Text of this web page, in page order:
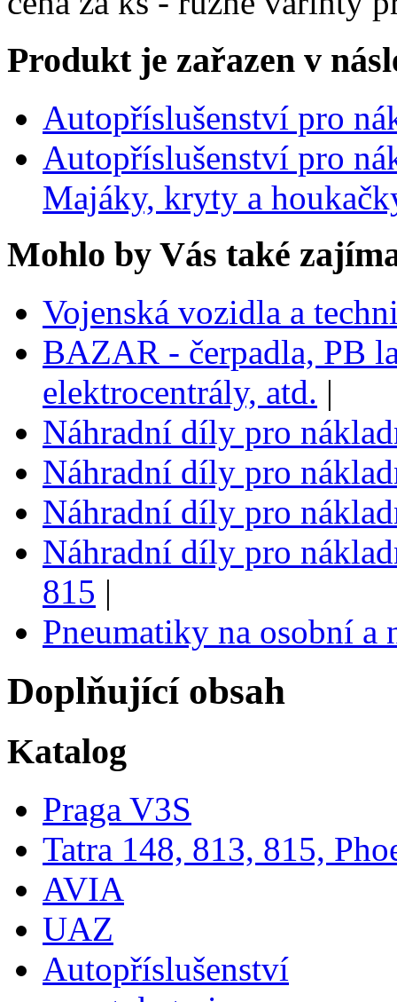
Produkt je zařazen v
Autopříslušenství pro
Autopříslušenství pro
Majáky, kryty a
Mohlo by Vás také
Vojenská vozidla a
BAZAR - čerpadla, PB
elektrocentrály, atd. |
Náhradní díly pro
Náhradní díly pro
Náhradní díly pro
Náhradní díly pro
815 |
Pneumatiky na osobní
Doplňující obsah
Katalog
Praga V3S
Tatra 148, 813, 815,
AVIA
UAZ
Autopříslušenství